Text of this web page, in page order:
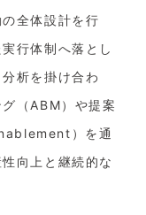
全体設計を行
行体制へ落とし
析を掛け合わ
（ABM）や提案
）を通
向上と継続的な